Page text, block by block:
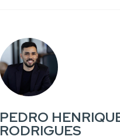
PEDRO
RODRIGUES